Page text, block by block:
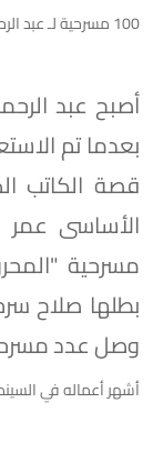
100 مسرحية لـ عبد الرحمن أبو زهرة
أصبح عبد
بعدما تم
قصة الكاتب
الأساسى
مسرحية
بطلها صلاح
وصل عدد مسرحياته
أشهر أعماله في